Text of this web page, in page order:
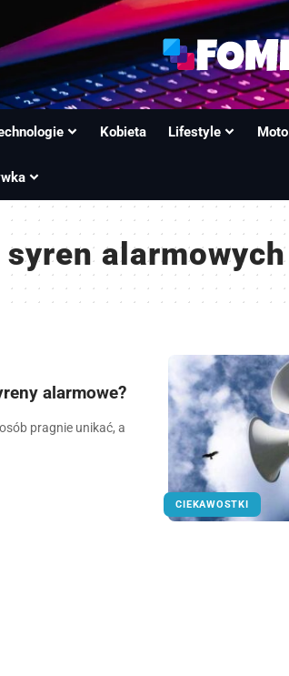
Kobieta Lifestyle Moto
alarmowych
CIEKAWOSTKI
alarmowe?
pragnie unikać, a